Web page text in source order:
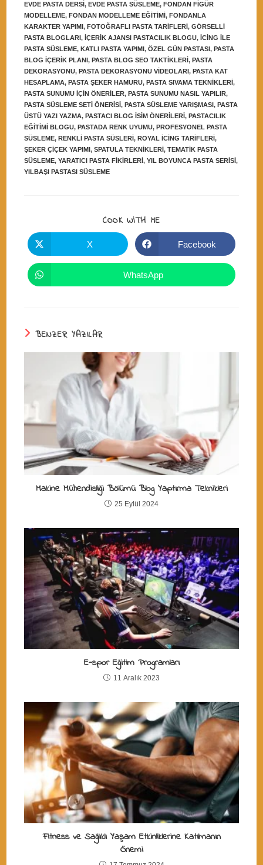
EVDE PASTA DERSI, EVDE PASTA SÜSLEME, FONDAN FIGÜR
MODELLEME, FONDAN MODELLEME EĞITIMI, FONDANLA
KARAKTER YAPIMI, FOTOĞRAFLI PASTA TARIFLERI, GÖRSELLI
PASTA BLOGLARI, IÇERIK AJANSI PASTACILIK BLOGU, ICING ILE
PASTA SÜSLEME, KATLI PASTA YAPIMI, ÖZEL GÜN PASTASI, PASTA
BLOG IÇERIK PLANI, PASTA BLOG SEO TAKTIKLERI, PASTA
DEKORASYONU, PASTA DEKORASYONU VIDEOLARI, PASTA KAT
HESAPLAMA, PASTA ŞEKER HAMURU, PASTA SIVAMA TEKNIKLERI,
PASTA SUNUMU IÇIN ÖNERILER, PASTA SUNUMU NASIL YAPILIR,
PASTA SÜSLEME SETI ÖNERISI, PASTA SÜSLEME YARIŞMASI, PASTA
ÜSTÜ YAZI YAZMA, PASTACI BLOG ISIM ÖNERILERI, PASTACILIK
EĞITIMI BLOGU, PASTADA RENK UYUMU, PROFESYONEL PASTA
SÜSLEME, RENKLI PASTA SÜSLERI, ROYAL ICING TARIFLERI,
ŞEKER ÇIÇEK YAPIMI, SPATULA TEKNIKLERI, TEMATIK PASTA
SÜSLEME, YARATICI PASTA FIKIRLERI, YIL BOYUNCA PASTA SERISI,
YILBAŞI PASTASI SÜSLEME
COOK WITH ME
Opens
in
a
X
Opens
in
a
Facebook
Opens
in
WhatsApp
BENZER YAZILAR
Makine Mühendisliği Bölümü Blog Yaptırma Teknikleri
25 Eylül 2024
E-spor Eğitim Programları
11 Aralık 2023
Fitness ve Sağlıklı Yaşam Etkinliklerine Katılmanın
Önemi